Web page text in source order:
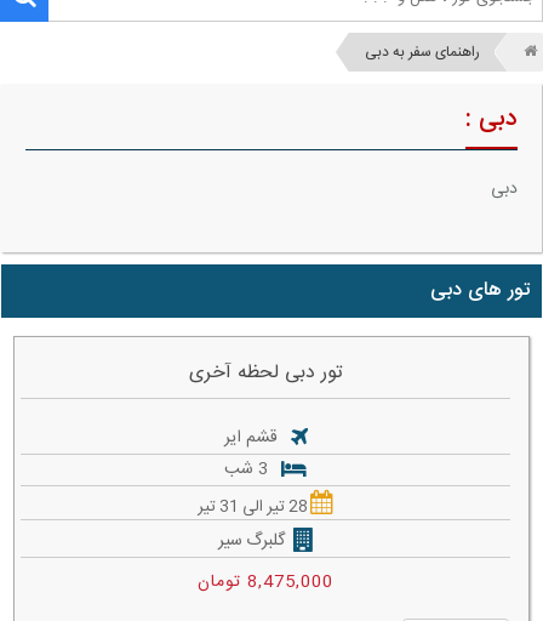
راهنمای سفر به دبی
دبی :
دبی
تور های دبی
تور دبی لحظه آخری
قشم ایر
28 تیر الی 31 تیر
گلبرگ سیر
8,475,000 تومان